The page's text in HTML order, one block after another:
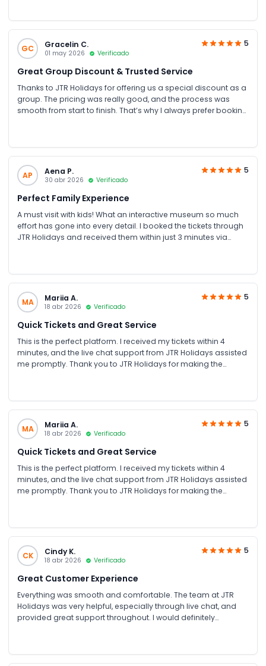
GC Gracelin C.
01 may 2026 Verificado
5
Great Group Discount & Trusted Service
Thanks to JTR Holidays for offering us a special discount as a
group. The pricing was really good, and the process was
smooth from start to finish. That’s why I always prefer booking
AP Aena P.
30 abr 2026 Verificado
5
Perfect Family Experience
A must visit with kids! What an interactive museum so much
effort has gone into every detail. I booked the tickets through
JTR Holidays and received them within just 3 minutes via
MA Mariia A.
18 abr 2026 Verificado
5
Quick Tickets and Great Service
This is the perfect platform. I received my tickets within 4
minutes, and the live chat support from JTR Holidays assisted
me promptly. Thank you to JTR Holidays for making the
MA Mariia A.
18 abr 2026 Verificado
5
Quick Tickets and Great Service
This is the perfect platform. I received my tickets within 4
minutes, and the live chat support from JTR Holidays assisted
me promptly. Thank you to JTR Holidays for making the
CK Cindy K.
18 abr 2026 Verificado
5
Great Customer Experience
Everything was smooth and comfortable. The team at JTR
Holidays was very helpful, especially through live chat, and
provided great support throughout. I would definitely